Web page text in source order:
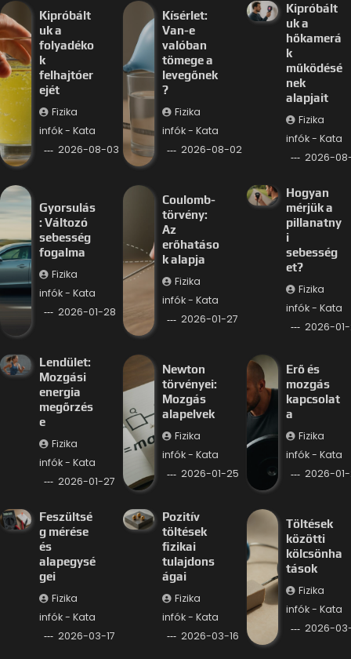
Kipróbált
uk a
folyadéko
k
felhajtóer
ejét
Fizika
infók - Kata
2026-08-03
Kísérlet:
Van-e
valóban
tömege a
levegőnek
?
Fizika
infók - Kata
2026-08-02
Kipróbált
uk a
hőkamerá
k
működésé
nek
alapjait
Fizika
infók - Kata
2026-
Gyorsulás
: Változó
sebesség
fogalma
Fizika
infók - Kata
2026-01-28
Coulomb-
törvény:
Az
erőhatáso
k alapja
Fizika
infók - Kata
2026-01-27
Hogyan
mérjük a
pillanatny
i
sebesség
et?
Fizika
infók - Kata
2026-
Lendület:
Mozgási
energia
megőrzés
e
Fizika
infók - Kata
2026-01-27
Newton
törvényei:
Mozgás
alapelvek
Fizika
infók - Kata
2026-01-25
Erő és
mozgás
kapcsolat
a
Fizika
infók - Kata
2026-
Feszültsé
g mérése
és
alapegysé
gei
Fizika
infók - Kata
2026-03-17
Pozitív
töltések
fizikai
tulajdons
ágai
Fizika
infók - Kata
2026-03-16
Töltések
közötti
kölcsönha
tások
Fizika
infók - Kata
2026-